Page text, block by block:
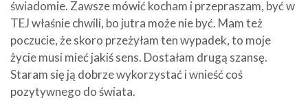
świadomie. Zawsze mówić kocham i przepraszam, być w
TEJ właśnie chwili, bo jutra może nie być. Mam też
poczucie, że skoro przeżyłam ten wypadek, to moje
życie musi mieć jakiś sens. Dostałam drugą szansę.
Staram się ją dobrze wykorzystać i wnieść coś
pozytywnego do świata.